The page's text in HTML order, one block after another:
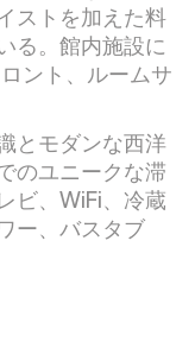
ストを加えた料
る。館内施設に
ント、ルームサ
とモダンな西洋
のユニークな滞
ビ、WiFi、冷蔵
ー、バスタブ